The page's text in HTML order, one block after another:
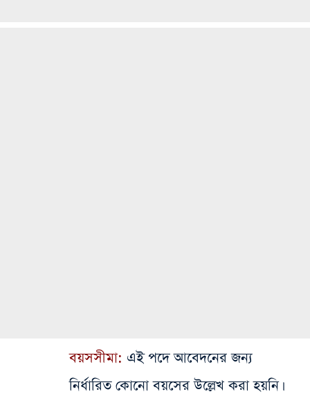
বয়সসীমা: এই পদে আবেদনের জন্য
নির্ধারিত কোনো বয়সের উল্লেখ করা হয়নি।